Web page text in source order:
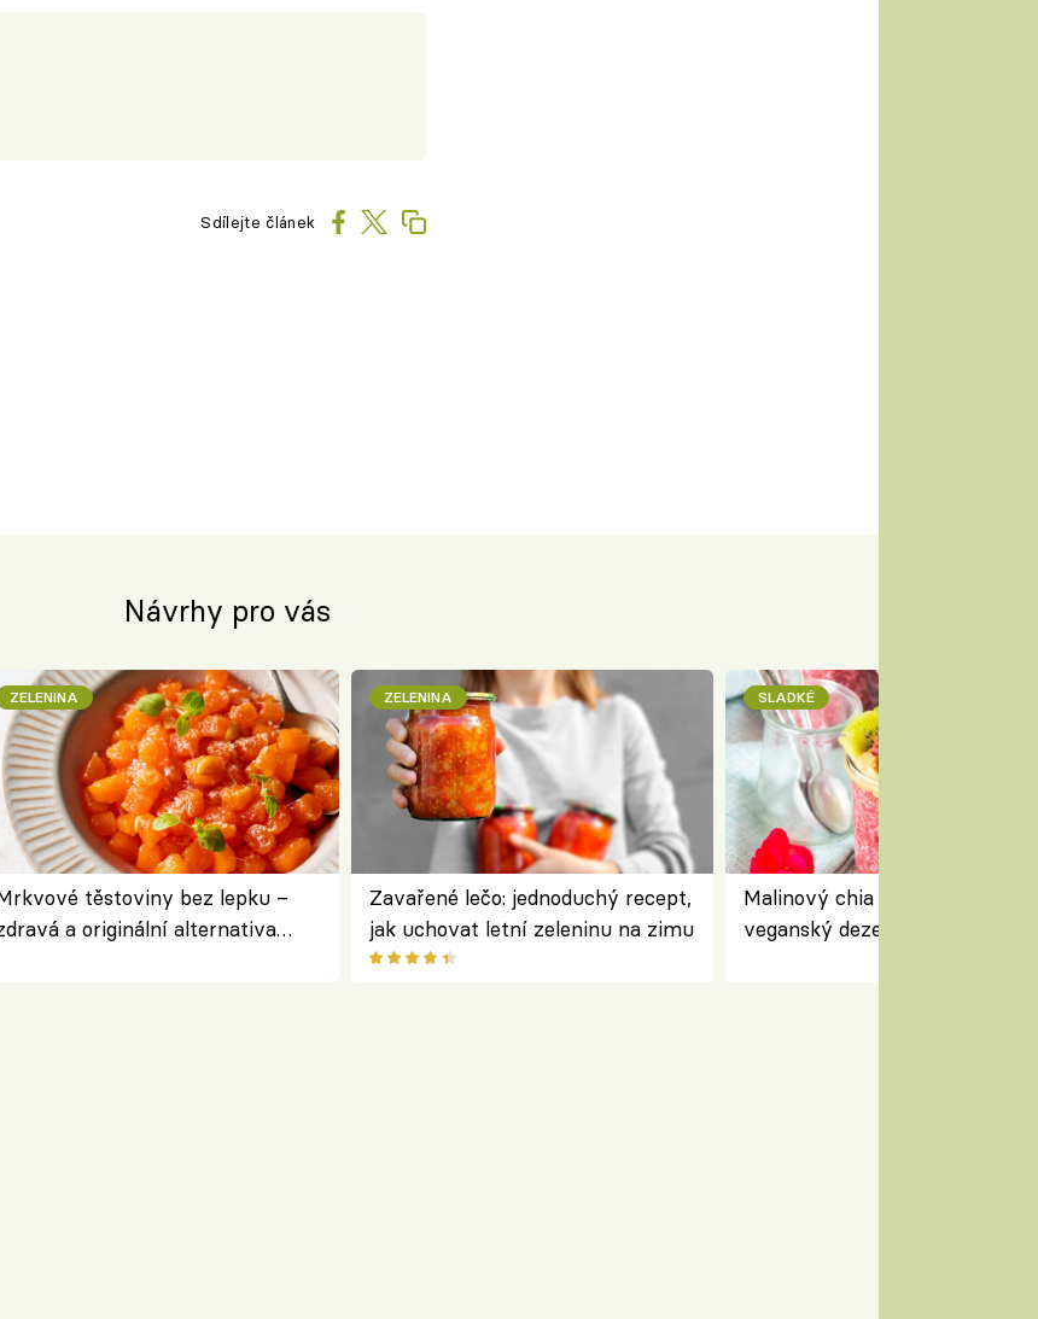
Sdílejte článek
Návrhy pro vás
ZELENINA
těstoviny bez lepku –
a originální alternativa
ZELENINA
Zavařené lečo: jednoduchý recept,
jak uchovat letní zeleninu na zimu
SLADKÉ
Malinový chia pudink s
veganský dezert plný ovoce a